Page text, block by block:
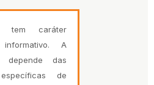
tem caráter
informativo. A
depende das
de